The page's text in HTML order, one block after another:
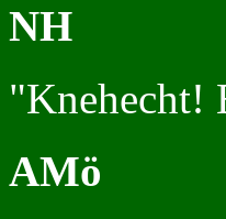
NH
"Knehecht!
AMö